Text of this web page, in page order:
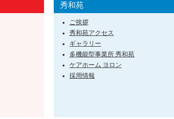
秀和苑
ご挨拶
秀和苑アクセス
ギャラリー
多機能型事業所 秀和苑
ケアホーム ヨロン
採用情報